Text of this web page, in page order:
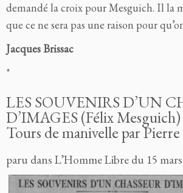
demandé la croix pour Mesguich. Il la
que ce ne sera pas une raison pour
Jacques Brissac
*
LES SOUVENIRS D’UN
D’IMAGES (Félix Mesguich)
Tours de manivelle par
paru dans L’Homme Libre du 15